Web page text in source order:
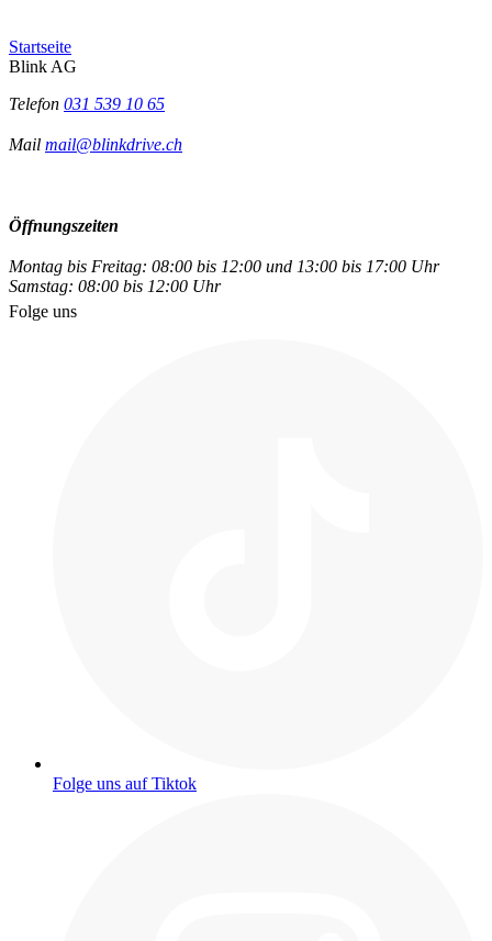
Startseite
Blink AG
Telefon 031 539 10 65
Mail mail@blinkdrive.ch
Öffnungszeiten
Montag bis Freitag: 08:00 bis 12:00 und 13:00 bis 17:00 Uhr
Samstag: 08:00 bis 12:00 Uhr
Folge uns
Folge uns auf Tiktok